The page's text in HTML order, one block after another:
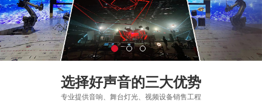
选择好声音的三大优势
专业提供音响、舞台灯光、视频设备销售工程